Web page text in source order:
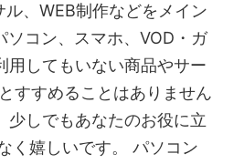
、WEB制作などをメイン
ソコン、スマホ、VOD・ガ
用してもいない商品やサー
すすめることはありません
少しでもあなたのお役に立
く嬉しいです。 パソコン